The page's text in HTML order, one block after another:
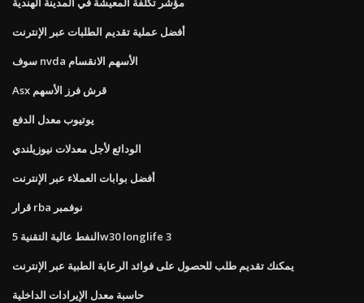
أفضل عملية تقديم الطلبات عبر الإنترنت
سوف nvda الأسهم الانقسام
Asx قرش فرز الأسهم
يوتيوب معدل الدفع
الودائع لأجل معدلات نيوزيلندي
أفضل بوابات العملاء عبر الإنترنت
قرار rba نوفمبر
النفط عالية التقنية 5w30 longlife 3
يمكنك تقديم طلب للحصول على فوائد الرعاية الطبية عبر الإنترنت
حاسبة معدل الإيرادات الداخلية